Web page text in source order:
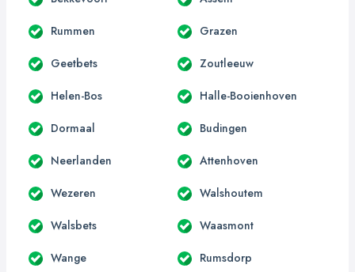
Rummen Grazen
Geetbets Zoutleeuw
Helen-Bos Halle-Booienhoven
Dormaal Budingen
Neerlanden Attenhoven
Wezeren Walshoutem
Walsbets Waasmont
Wange Rumsdorp